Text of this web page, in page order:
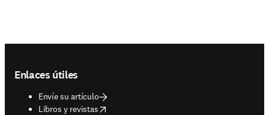
Enlaces útiles
Envíe su artículo
Libros y revistas
opens in new tab/window